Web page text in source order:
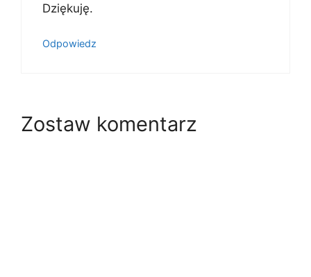
Dziękuję.
Odpowiedz
Zostaw komentarz